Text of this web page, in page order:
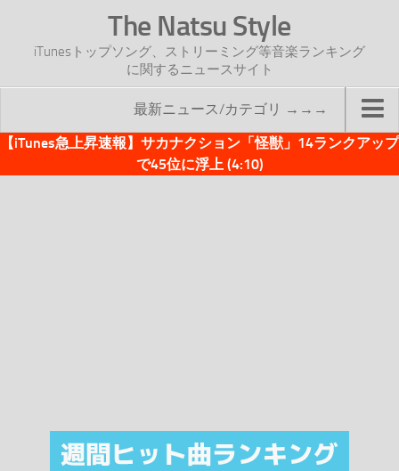
The Natsu Style
iTunesトップソング、ストリーミング等音楽ランキング
に関するニュースサイト
最新ニュース/カテゴリ →→→
TOP
注目カテゴリ
オリジナルiTunes週間トップソング
【iTunes急上昇速報】サカナクション「怪獣」14ランクアップ
で45位に浮上 (4:10)